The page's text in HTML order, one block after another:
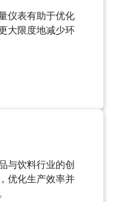
仪表有助于优化
大限度地减少环
与饮料行业的创
优化生产效率并